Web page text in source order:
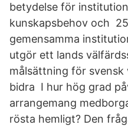
betydelse för
kunskapsbehov och
gemensamma
utgör ett lands
målsättning för
bidra I hur hög grad
arrangemang
rösta hemligt? Den